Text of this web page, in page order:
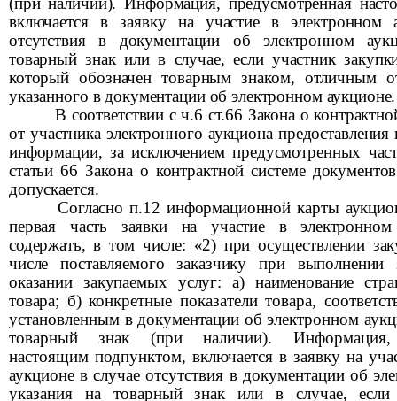
включается в заявку на участие в электронном
отсутствия в документации об электронном
товарный знак или в случае, если участник
который обозначен товарным знаком, отличным
указанного в документации об электронном аукционе.
В соответствии с ч.6 ст.66 Закона о
от участника электронного аукциона
информации, за исключением предусмотренных
статьи 66 Закона о контрактной системе
допускается.
Согласно п.12 информационной карты
первая часть заявки на участие в
содержать, в том числе: «2) при осуществлении
числе поставляемого заказчику при выполнении
оказании закупаемых услуг: а) наименование
товара; б) конкретные показатели товара,
установленным в документации об электронном
товарный знак (при наличии). Информация,
настоящим подпунктом, включается в заявку на
аукционе в случае отсутствия в документации об
указания на товарный знак или в случае, если